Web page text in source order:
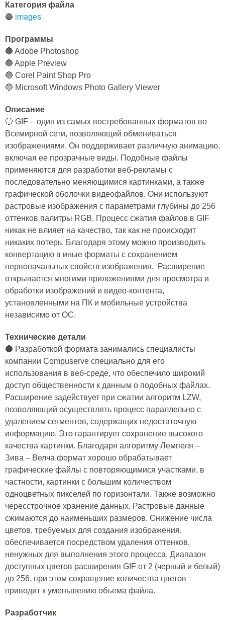
Категория файла
🔵 images
Программы
🔵 Adobe Photoshop
🔵 Apple Preview
🔵 Corel Paint Shop Pro
🔵 Microsoft Windows Photo Gallery Viewer
Описание
🔵 GIF – один из самых востребованных форматов во
Всемирной сети, позволяющий обмениваться
изображениями. Он поддерживает различную анимацию,
включая ее прозрачные виды. Подобные файлы
применяются для разработки веб-рекламы с
последовательно меняющимися картинками, а также
графической оболочки видеофайлов. Они используют
растровые изображения с параметрами глубины до 256
оттенков палитры RGB. Процесс сжатия файлов в GIF
никак не влияет на качество, так как не происходит
никаких потерь. Благодаря этому можно производить
конвертацию в иные форматы с сохранением
первоначальных свойств изображения. Расширение
открывается многими приложениями для просмотра и
обработки изображений и видео-контента,
установленными на ПК и мобильные устройства
независимо от ОС.
Технические детали
🔵 Разработкой формата занимались специалисты
компании Compuserve специально для его
использования в веб-среде, что обеспечило широкий
доступ общественности к данным о подобных файлах.
Расширение задействует при сжатии алгоритм LZW,
позволяющий осуществлять процесс параллельно с
удалением сегментов, содержащих недостаточную
информацию. Это гарантирует сохранение высокого
качества картинки. Благодаря алгоритму Лемпеля –
Зива – Велча формат хорошо обрабатывает
графические файлы с повторяющимися участками, в
частности, картинки с большим количеством
одноцветных пикселей по горизонтали. Также возможно
чересстрочное хранение данных. Растровые данные
сжимаются до наименьших размеров. Снижение числа
цветов, требуемых для создания изображения,
обеспечивается посредством удаления оттенков,
ненужных для выполнения этого процесса. Диапазон
доступных цветов расширения GIF от 2 (черный и белый)
до 256, при этом сокращение количества цветов
приводит к уменьшению объема файла.
Разработчик